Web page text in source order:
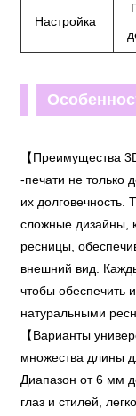
Настройка
【Преимущества
-печати не только
их долговечность.
сложные дизайны,
ресницы,
внешний вид.
чтобы обеспечить
натуральными
【Варианты
множества длины
Диапазон от 6 мм
глаз и стилей,